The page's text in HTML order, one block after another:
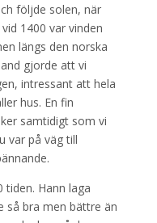
följde solen, när
1400 var vinden
längs den norska
gjorde att vi
intressant att hela
hus. En fin
samtidigt som vi
var på väg till
Hann laga
så bra men bättre än